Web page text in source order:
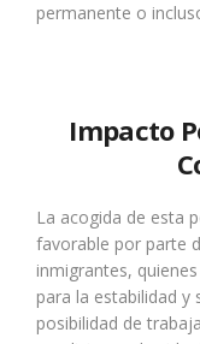
permanente o
Impacto
La acogida de esta
favorable por parte
inmigrantes,
para la estabilidad y
posibilidad de